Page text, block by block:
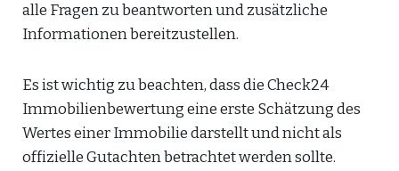
alle Fragen zu beantworten und zusätzliche
Informationen bereitzustellen.
Es ist wichtig zu beachten, dass die Check24
Immobilienbewertung eine erste Schätzung des
Wertes einer Immobilie darstellt und nicht als
offizielle Gutachten betrachtet werden sollte.